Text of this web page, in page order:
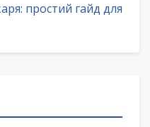
простий гайд для